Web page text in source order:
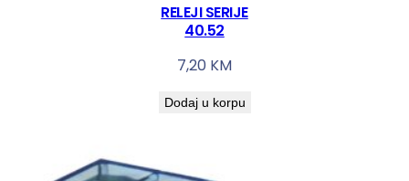
RELEJI SERIJE
40.52
7,20 KM
Dodaj u korpu